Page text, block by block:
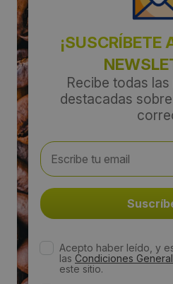
¡SUSCRÍBETE
Recibe todas
destacadas
Acepto haber leído, y
las Condiciones
este sitio.